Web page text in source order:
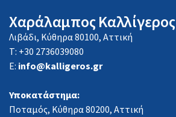
Χαράλαμπος Καλλίγερος
Λιβάδι, Κύθηρα 80100, Αττική
Τ: +30 2736039080
E: info@kalligeros.gr
Υποκατάστημα:
Ποταμός, Κύθηρα 80200, Αττική